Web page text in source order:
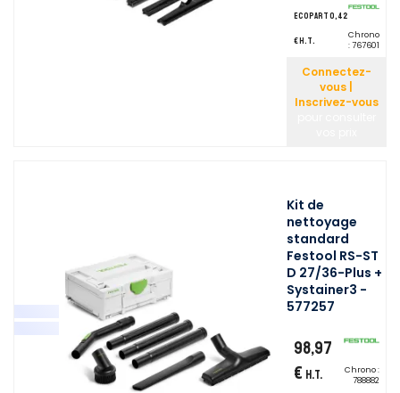
ecopart 0,42
€ H.T.
Chrono
: 767601
Connectez-
vous |
Inscrivez-vous
Kit de
nettoyage
standard
Festool RS-ST
D 27/36-Plus +
Systainer3 -
577257
98,97
€ H.T.
Chrono :
788882